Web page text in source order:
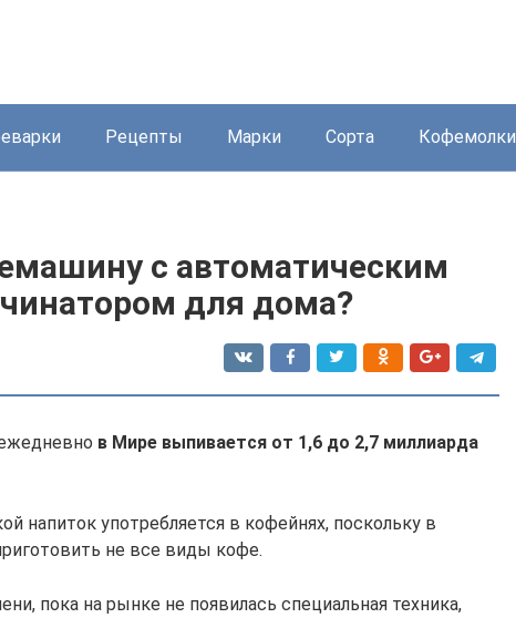
Рецепты Марки Сорта Кофемолки
с автоматическим
для дома?
в Мире выпивается от 1,6 до 2,7 миллиарда
напиток употребляется в кофейнях, поскольку в
не все виды кофе.
пока на рынке не появилась специальная техника,